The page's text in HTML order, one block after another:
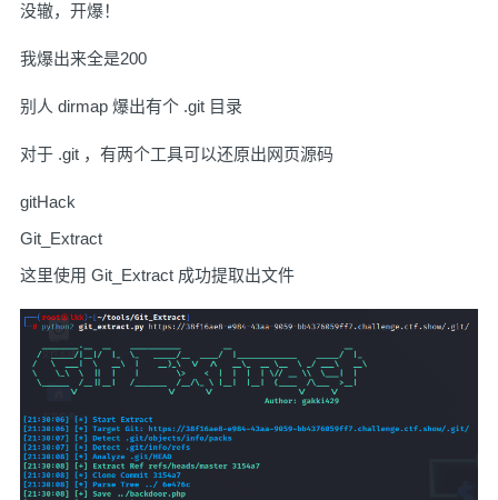
没辙，开爆！
我爆出来全是200
别人 dirmap 爆出有个 .git 目录
对于 .git ，有两个工具可以还原出网页源码
gitHack
Git_Extract
这里使用 Git_Extract 成功提取出文件